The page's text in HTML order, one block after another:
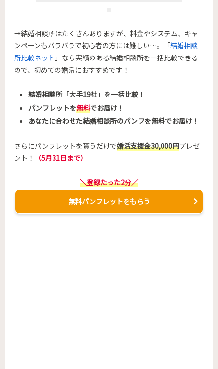
→結婚相談所はたくさんありますが、料金やシステム、キャ
ンペーンもバラバラで初心者の方には難しい…。「結婚相談
所比較ネット 」なら実績のある結婚相談所を一括比較できる
ので、初めての婚活におすすめです！
結婚相談所「大手19社」を一括比較！
パンフレットを無料でお届け！
あなたに合わせた結婚相談所のパンフを無料でお届け！
さらにパンフレットを貰うだけで婚活支援金30,000円プレゼ
ント！
（5月31日まで）
＼登録たった2分／
無料パンフレットをもらう